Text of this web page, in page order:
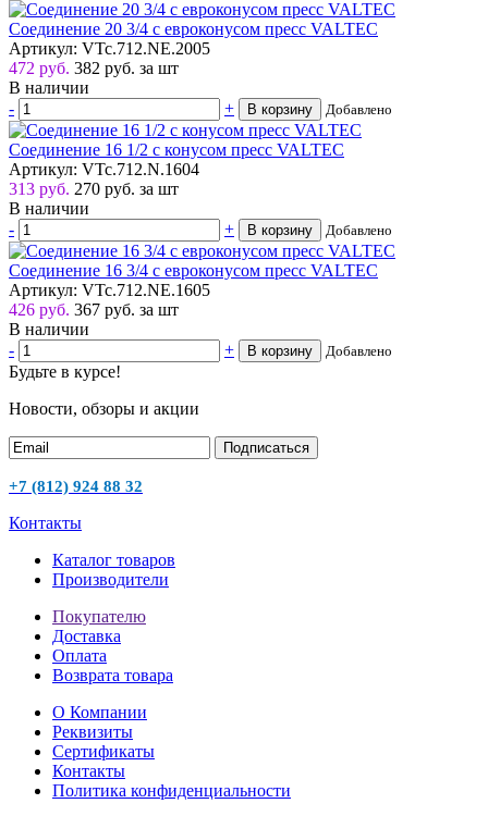
Соединение 20 3/4 с евроконусом пресс VALTEC
Артикул: VTc.712.NE.2005
472 руб. 382 руб. за шт
В наличии
-
+ В корзину Добавлено
Соединение 16 1/2 с конусом пресс VALTEC
Артикул: VTc.712.N.1604
313 руб. 270 руб. за шт
В наличии
-
+ В корзину Добавлено
Соединение 16 3/4 с евроконусом пресс VALTEC
Артикул: VTc.712.NE.1605
426 руб. 367 руб. за шт
В наличии
-
+ В корзину Добавлено
Будьте в курсе!
Новости, обзоры и акции
Подписаться
+7 (812) 924 88 32
Контакты
Каталог товаров
Производители
Покупателю
Доставка
Оплата
Возврата товара
О Компании
Реквизиты
Сертификаты
Контакты
Политика конфиденциальности